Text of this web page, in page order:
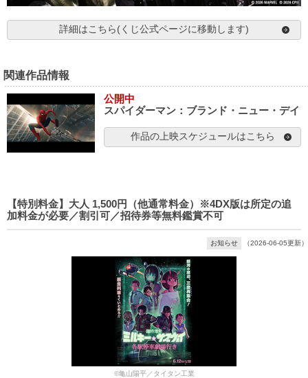
詳細はこちら(くじ公式ページに移動します)
関連作品情報
公開中
スパイダーマン：ブランド・ニュー・デイ
作品の上映スケジュールはこちら
【特別料金】大人 1,500円（他通常料金）※4DX版は所定の追
加料金が必要／割引可／招待券等無料鑑賞不可
お知らせ （2026-06-05更新）
©亀山陽平／タイタン工業